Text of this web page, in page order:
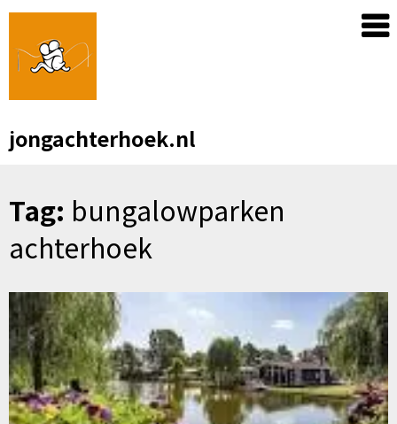
Skip
content
jongachterhoek.nl
Tag: bungalowparken
achterhoek